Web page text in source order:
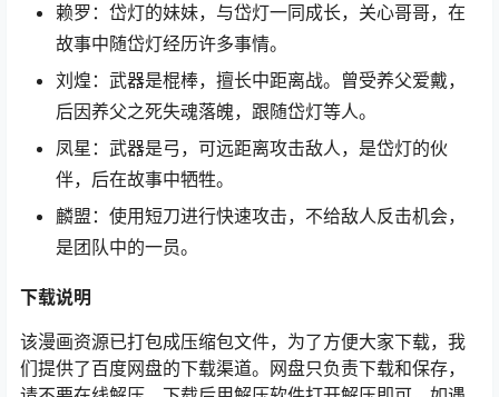
赖罗：岱灯的妹妹，与岱灯一同成长，关心哥哥，在
故事中随岱灯经历许多事情。
刘煌：武器是棍棒，擅长中距离战。曾受养父爱戴，
后因养父之死失魂落魄，跟随岱灯等人。
凤星：武器是弓，可远距离攻击敌人，是岱灯的伙
伴，后在故事中牺牲。
麟盟：使用短刀进行快速攻击，不给敌人反击机会，
是团队中的一员。
下载说明
该漫画资源已打包成压缩包文件，为了方便大家下载，我
们提供了百度网盘的下载渠道。网盘只负责下载和保存，